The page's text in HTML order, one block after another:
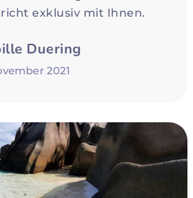
exklusiv mit Ihnen.
Duering
2021